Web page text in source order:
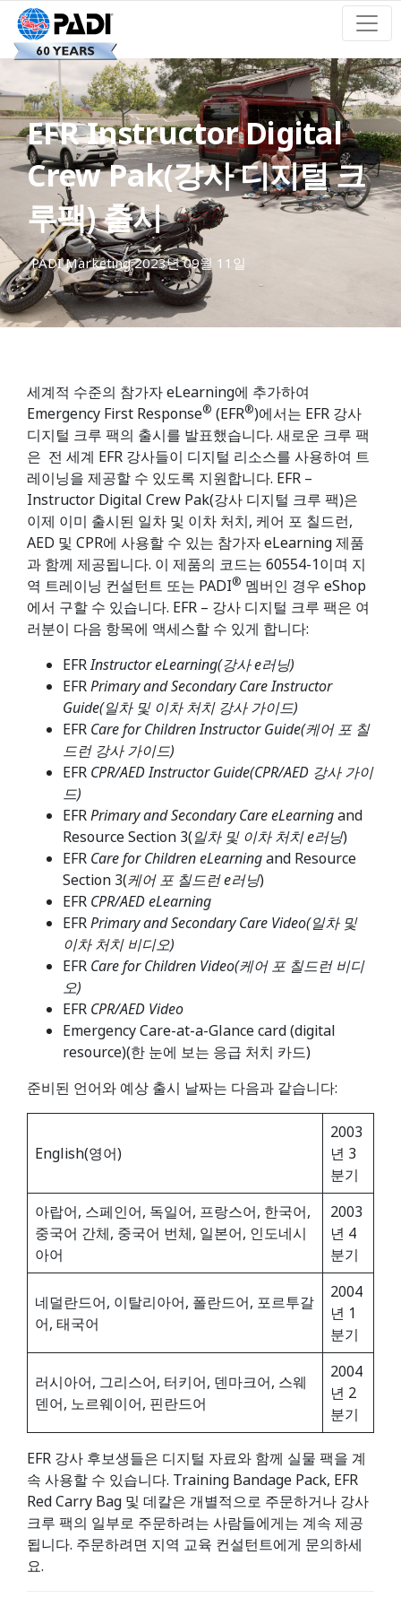
EFR Instructor Digital
Crew Pak(강사 디지털 크
루팩) 출시
PADI Marketing 2023년 09월 11일
세계적 수준의 참가자 eLearning에 추가하여
Emergency First Response® (EFR®)에서는 EFR 강사
디지털 크루 팩의 출시를 발표했습니다. 새로운 크루 팩
은 전 세계 EFR 강사들이 디지털 리소스를 사용하여 트
레이닝을 제공할 수 있도록 지원합니다. EFR –
Instructor Digital Crew Pak(강사 디지털 크루 팩)은
이제 이미 출시된 일차 및 이차 처치, 케어 포 칠드런,
AED 및 CPR에 사용할 수 있는 참가자 eLearning 제품
과 함께 제공됩니다. 이 제품의 코드는 60554-1이며 지
역 트레이닝 컨설턴트 또는 PADI® 멤버인 경우 eShop
에서 구할 수 있습니다. EFR – 강사 디지털 크루 팩은 여
러분이 다음 항목에 액세스할 수 있게 합니다:
EFRInstructor eLearning(강사 e러닝)
EFRPrimary and Secondary Care Instructor
Guide(일차 및 이차 처치 강사 가이드)
EFR Care for Children InstructorGuide(케어 포 칠
드런 강사 가이드)
EFR CPR/AED InstructorGuide(CPR/AED 강사 가이
드)
EFRPrimary and Secondary Care eLearningand
Resource Section 3(일차 및 이차 처치 e러닝)
EFR Care for Children eLearningand Resource
Section 3(케어 포 칠드런 e러닝)
EFR CPR/AED eLearning
EFRPrimary and Secondary Care Video(일차 및
이차 처치 비디오)
EFR Care for Children Video(케어 포 칠드런 비디
오)
EFR CPR/AED Video
Emergency Care-at-a-Glance card (digital
resource)(한 눈에 보는 응급 처치 카드)
준비된 언어와 예상 출시 날짜는 다음과 같습니다:
English(영어)
2003
년 3
분기
아랍어, 스페인어, 독일어, 프랑스어, 한국어,
중국어 간체, 중국어 번체, 일본어, 인도네시
아어
2003
년 4
분기
네덜란드어, 이탈리아어, 폴란드어, 포르투갈
어, 태국어
2004
년 1
분기
러시아어, 그리스어, 터키어, 덴마크어, 스웨
덴어, 노르웨이어, 핀란드어
2004
년 2
분기
EFR 강사 후보생들은 디지털 자료와 함께 실물 팩을 계
속 사용할 수 있습니다. Training Bandage Pack, EFR
Red Carry Bag 및 데칼은 개별적으로 주문하거나 강사
크루 팩의 일부로 주문하려는 사람들에게는 계속 제공
됩니다. 주문하려면 지역 교육 컨설턴트에게 문의하세
요.